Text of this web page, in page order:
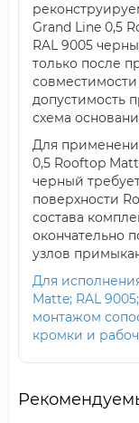
Grand Line 0,5
RAL 9005
только после
допустимость
схема
Для
0,5 Rooftop
черный
поверхности
состава
окончательно
узлов
Для
Matte; RAL
монтажом
кромки и